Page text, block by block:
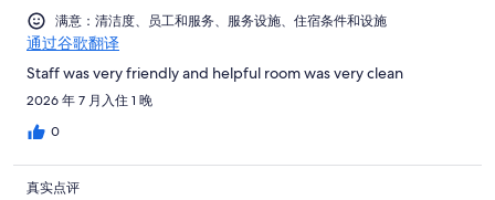
满意：清洁度、员工和服务、服务设施、住宿条件和设施
通过谷歌翻译
Staff was very friendly and helpful room was very clean
2026 年 7 月入住 1 晚
0
真实点评